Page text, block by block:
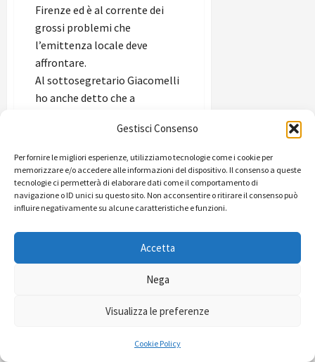
Gestisci Consenso
Per fornire le migliori esperienze, utilizziamo tecnologie come i cookie per
memorizzare e/o accedere alle informazioni del dispositivo. Il consenso a queste
tecnologie ci permetterà di elaborare dati come il comportamento di
navigazione o ID unici su questo sito. Non acconsentire o ritirare il consenso può
influire negativamente su alcune caratteristiche e funzioni.
Accetta
Nega
Visualizza le preferenze
Cookie Policy
Firenze ed è al corrente dei
grossi problemi che
l’emittenza locale deve
affrontare.
Al sottosegretario Giacomelli
ho anche detto che a
egli ha governato a lungo, le
sono ad un livello economico
più basso: un punto di forza e
di debolezza nello stesso
ma che fa parte delle nostre
vedute di associazione no
Il Conna infatti pensa che
locali molto diverse tra loro e